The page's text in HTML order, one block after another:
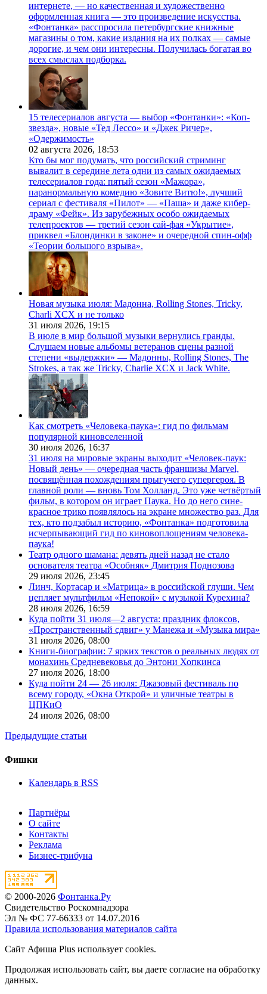
интернете, — но качественная и художественно
оформленная книга — это произведение искусства.
«Фонтанка» расспросила петербургские книжные
магазины о том, какие издания на их полках — самые
дорогие, и чем они интересны. Получилась богатая во
всех смыслах подборка.
15 телесериалов августа — выбор «Фонтанки»: «Коп-
звезда», новые «Тед Лессо» и «Джек Ричер»,
«Одержимость»
02 августа 2026, 18:53
Кто бы мог подумать, что российский стриминг
вывалит в середине лета одни из самых ожидаемых
телесериалов года: пятый сезон «Мажора»,
паранормальную комедию «Зовите Витю!», лучший
сериал с фестиваля «Пилот» — «Паша» и даже кибер-
драму «Фейк». Из зарубежных особо ожидаемых
телепроектов — третий сезон сай-фая «Укрытие»,
приквел «Блондинки в законе» и очередной спин-офф
«Теории большого взрыва».
Новая музыка июля: Мадонна, Rolling Stones, Tricky,
Charli XCX и не только
31 июля 2026, 19:15
В июле в мир большой музыки вернулись гранды.
Слушаем новые альбомы ветеранов сцены разной
степени «выдержки» — Мадонны, Rolling Stones, The
Strokes, а так же Tricky, Charlie XCX и Jack White.
Как смотреть «Человека-паука»: гид по фильмам
популярной киновселенной
30 июля 2026, 16:37
31 июля на мировые экраны выходит «Человек-паук:
Новый день» — очередная часть франшизы Marvel,
посвящённая похождениям прыгучего супергероя. В
главной роли — вновь Том Холланд. Это уже четвёртый
фильм, в котором он играет Паука. Но до него сине-
красное трико появлялось на экране множество раз. Для
тех, кто подзабыл историю, «Фонтанка» подготовила
исчерпывающий гид по киновоплощениям человека-
паука!
Театр одного шамана: девять дней назад не стало
основателя театра «Особняк» Дмитрия Поднозова
29 июля 2026, 23:45
Линч, Кортасар и «Матрица» в российской глуши. Чем
цепляет мультфильм «Непокой» с музыкой Курехина?
28 июля 2026, 16:59
Куда пойти 31 июля—2 августа: праздник флоксов,
«Пространственный сдвиг» у Манежа и «Музыка мира»
31 июля 2026, 08:00
Книги-биографии: 7 ярких текстов о реальных людях от
монахинь Средневековья до Энтони Хопкинса
27 июля 2026, 18:00
Куда пойти 24 — 26 июля: Джазовый фестиваль по
всему городу, «Окна Открой» и уличные театры в
ЦПКиО
24 июля 2026, 08:00
Предыдущие статьи
Фишки
Календарь в RSS
Партнёры
О сайте
Контакты
Реклама
Бизнес-трибуна
© 2000-2026 Фонтанка.Ру
Свидетельство Роскомнадзора
Эл № ФС 77-66333 от 14.07.2016
Правила использования материалов сайта
Сайт Афиша Plus использует cookies.
Продолжая использовать сайт, вы даете согласие на обработку
данных.